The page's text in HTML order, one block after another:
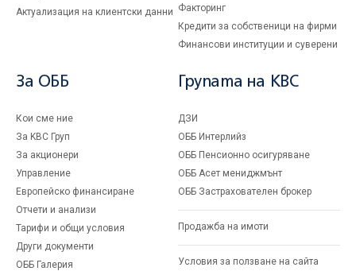
Актуализация на клиентски данни Факторинг
Кредити за собственици на фирми
Финансови институции и суверени
За ОББ
Кои сме ние
За KBC Груп
За акционери
Управление
Европейско финансиране
Отчети и анализи
Тарифи и общи условия
Други документи
ОББ Галерия
Групата на KBC
ДЗИ
ОББ Интерлийз
ОББ Пенсионно осигуряване
ОББ Асет мениджмънт
ОББ Застрахователен брокер
Продажба на имоти
Условия за ползване на сайта